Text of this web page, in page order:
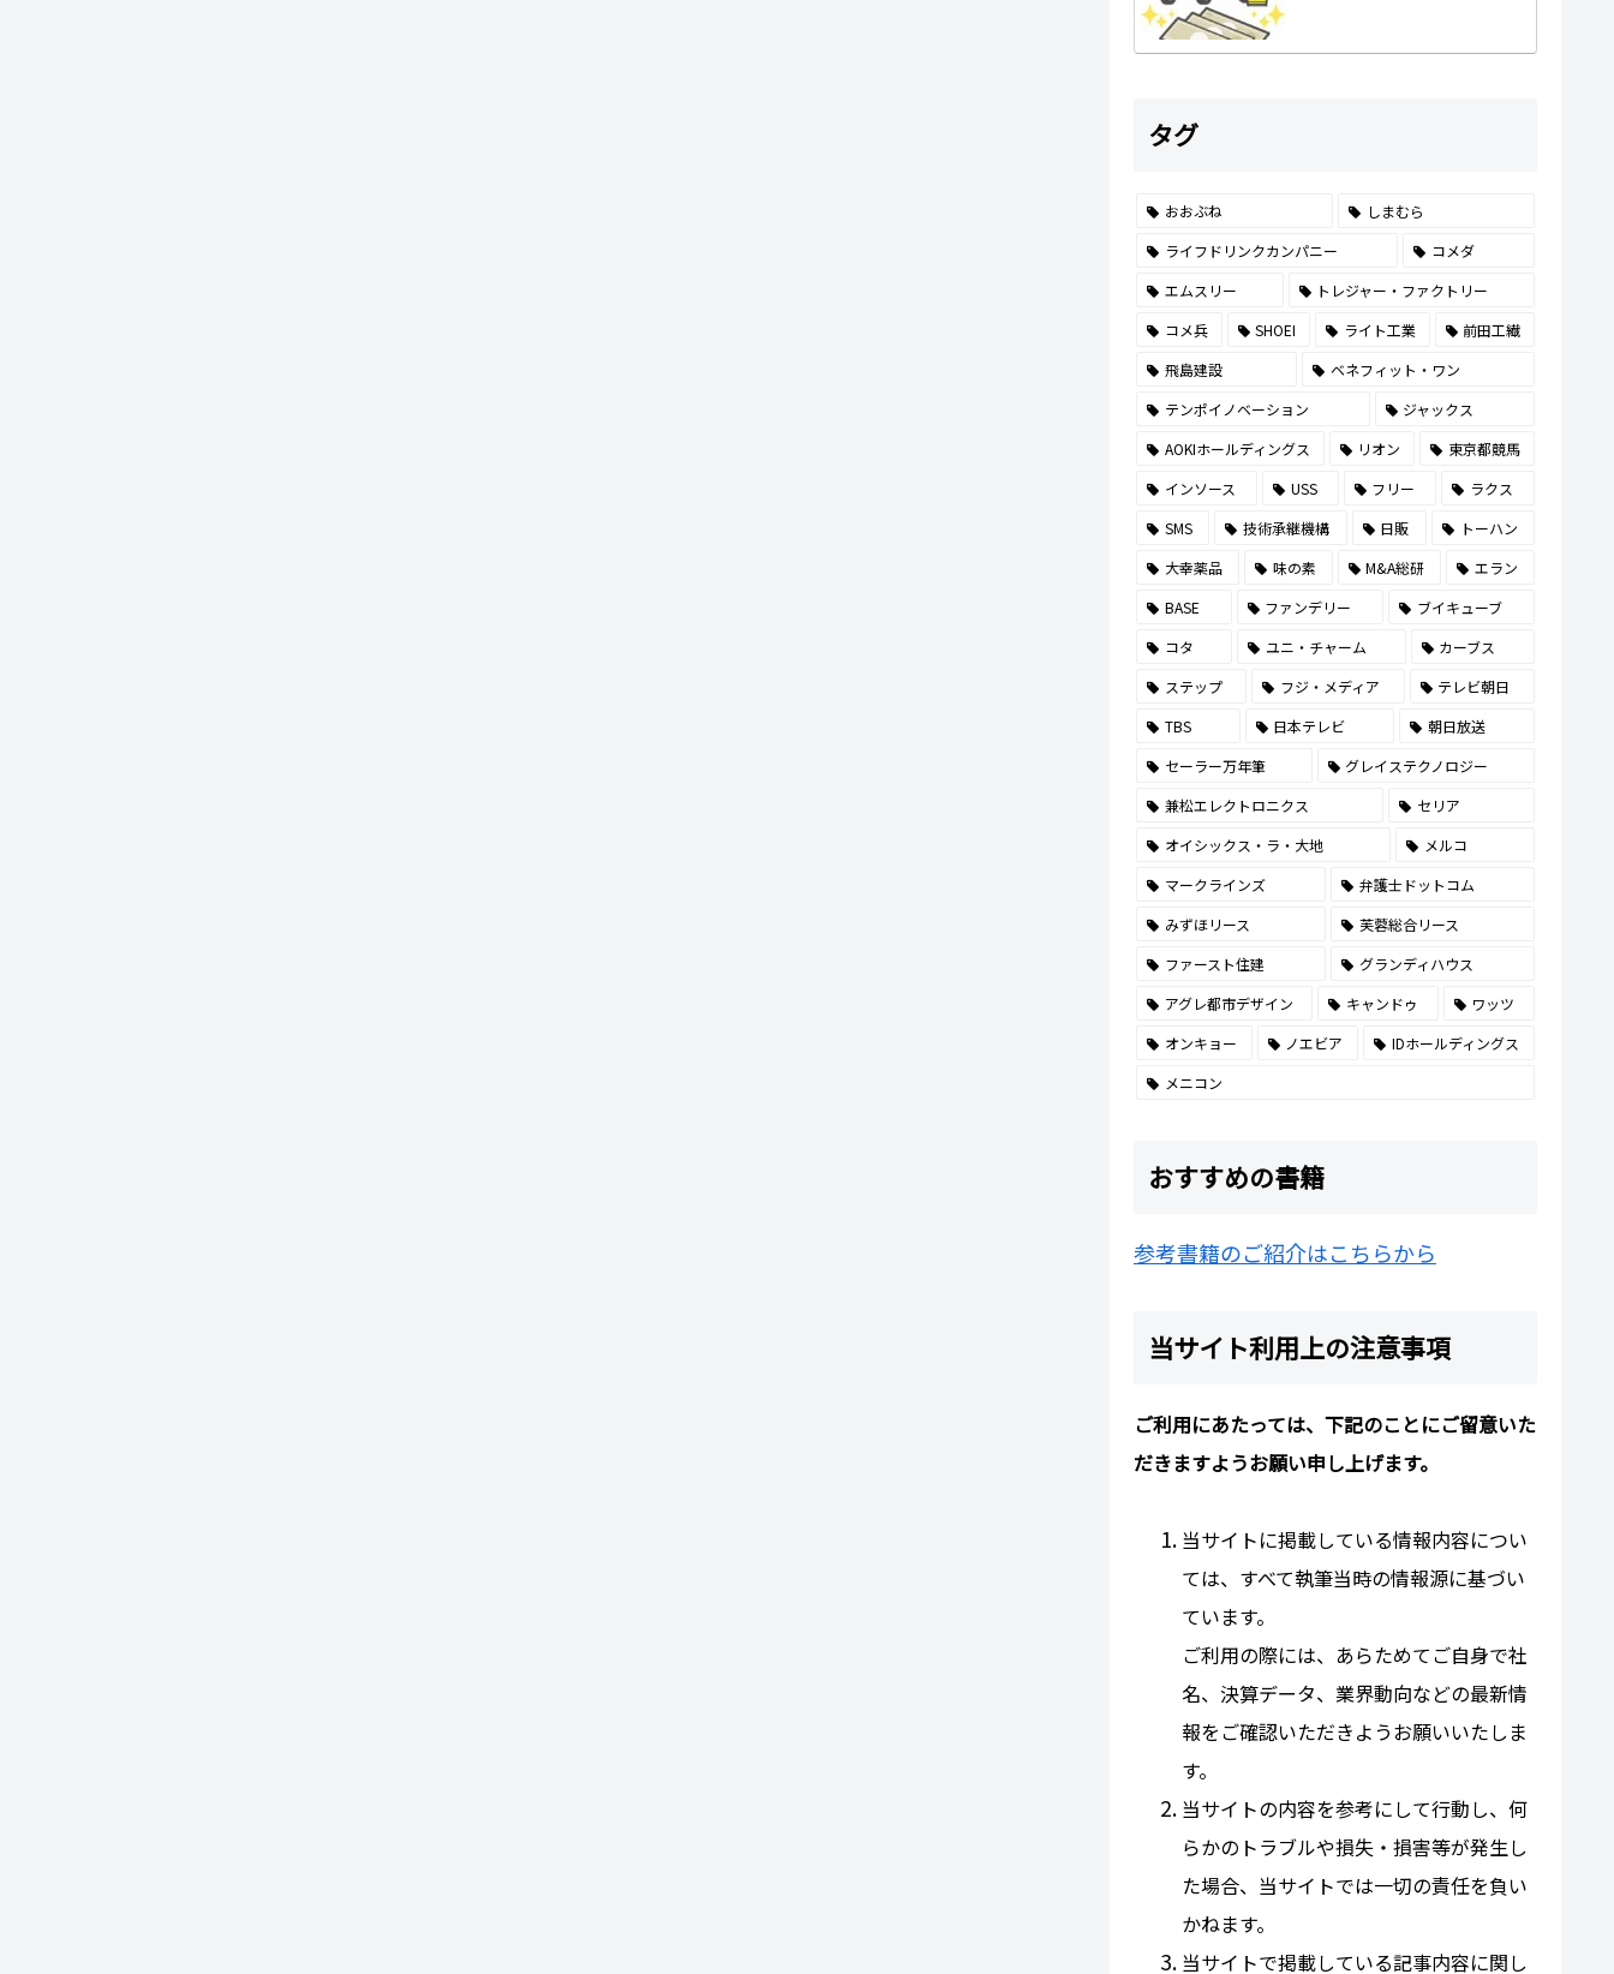
タグ
おおぶね
しまむら
ライフドリンクカンパニー
コメダ
エムスリー
トレジャー・ファクトリー
コメ兵
SHOEI ライト工業
前田工繊
飛島建設
ベネフィット・ワン
テンポイノベーション
ジャックス
AOKIホールディングス
リオン
東京都競馬
インソース
USS フリー
ラクス
SMS
技術承継機構 日販
トーハン
大幸薬品
味の素 M&A総研
エラン
BASE
ファンデリー
ブイキューブ
コタ
ユニ・チャーム
カーブス
ステップ
フジ・メディア
テレビ朝日
TBS
日本テレビ
朝日放送
セーラー万年筆
グレイステクノロジー
兼松エレクトロニクス
セリア
オイシックス・ラ・大地
メルコ
マークラインズ
弁護士ドットコム
みずほリース
芙蓉総合リース
ファースト住建
グランディハウス
アグレ都市デザイン
キャンドゥ
ワッツ
オンキョー
ノエビア
IDホールディングス
メニコン
おすすめの書籍
参考書籍のご紹介はこちらから
当サイト利用上の注意事項
ご利用にあたっては、下記のことにご留意いた
だきますようお願い申し上げます。
当サイトに掲載している情報内容につい
ては、すべて執筆当時の情報源に基づい
ています。
ご利用の際には、あらためてご自身で社
名、決算データ、業界動向などの最新情
報をご確認いただきようお願いいたしま
す。
当サイトの内容を参考にして行動し、何
らかのトラブルや損失・損害等が発生し
た場合、当サイトでは一切の責任を負い
かねます。
当サイトで掲載している記事内容に関し